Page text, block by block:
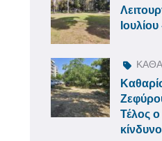
Τέλος ο